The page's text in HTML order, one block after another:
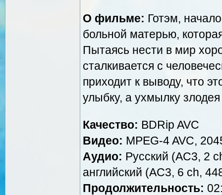
О фильме: Готэм,
больной матерью,
Пытаясь нести в мир
сталкивается с
приходит к выводу, что
улыбку, а ухмылку
Качество: BDRip AVC
Видео: MPEG-4 AVC,
Аудио: Русский (AC3, 2
английский (AC3, 6 ch,
Продолжительность: